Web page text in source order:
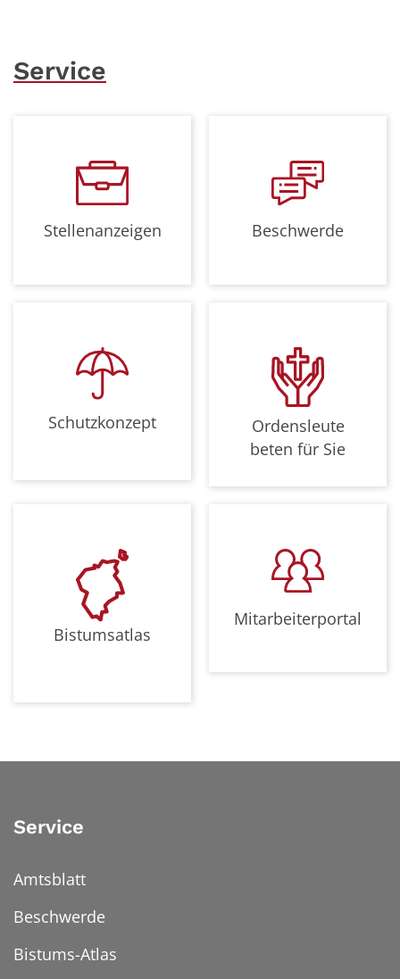
Service
Stellenanzeigen Beschwerde
Schutzkonzept
Ordensleute
beten für Sie
Bistumsatlas
Mitarbeiterportal
Service
Amtsblatt
Beschwerde
Bistums-Atlas